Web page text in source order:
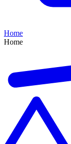
Home
Home